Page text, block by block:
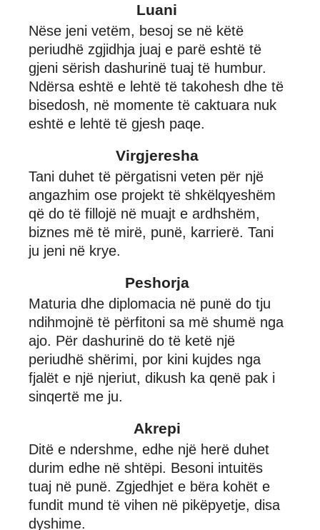
Luani
Nëse jeni vetëm, besoj se në këtë
periudhë zgjidhja juaj e parë eshtë të
gjeni sërish dashurinë tuaj të humbur.
Ndërsa eshtë e lehtë të takohesh dhe të
bisedosh, në momente të caktuara nuk
eshtë e lehtë të gjesh paqe.
Virgjeresha
Tani duhet të përgatisni veten për një
angazhim ose projekt të shkëlqyeshëm
që do të fillojë në muajt e ardhshëm,
biznes më të mirë, punë, karrierë. Tani
ju jeni në krye.
Peshorja
Maturia dhe diplomacia në punë do tju
ndihmojnë të përfitoni sa më shumë nga
ajo. Për dashurinë do të ketë një
periudhë shërimi, por kini kujdes nga
fjalët e një njeriut, dikush ka qenë pak i
sinqertë me ju.
Akrepi
Ditë e ndershme, edhe një herë duhet
durim edhe në shtëpi. Besoni intuitës
tuaj në punë. Zgjedhjet e bëra kohët e
fundit mund të vihen në pikëpyetje, disa
dyshime.